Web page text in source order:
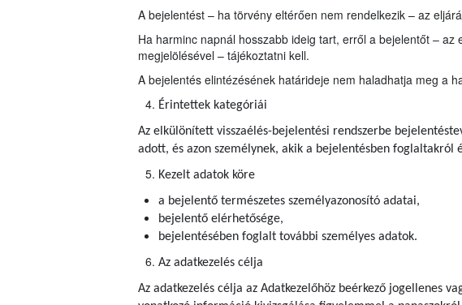
A bejelentést – ha törvény eltérően nem rendelkezik – az
Ha harminc napnál hosszabb ideig tart, erről a bejelentőt –
megjelölésével – tájékoztatni kell.
A bejelentés elintézésének határideje nem haladhatja meg a
Érintettek kategóriái
Az elkülönített visszaélés-bejelentési rendszerbe
adott, és azon személynek, akik a bejelentésben
Kezelt adatok köre
a bejelentő természetes személyazonosító adatai,
bejelentő elérhetősége,
bejelentésében foglalt további személyes adatok.
Az adatkezelés célja
Az adatkezelés célja az Adatkezelőhöz beérkező jogellenes